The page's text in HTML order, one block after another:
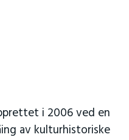
i 2006 ved en
av kulturhistoriske